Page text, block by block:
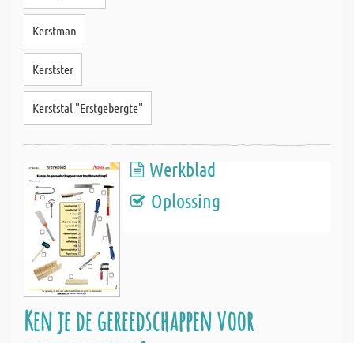
Kerstman
Kerstster
Kerststal "Erstgebergte"
Werkblad
Oplossing
Ken je de gereedschappen voor